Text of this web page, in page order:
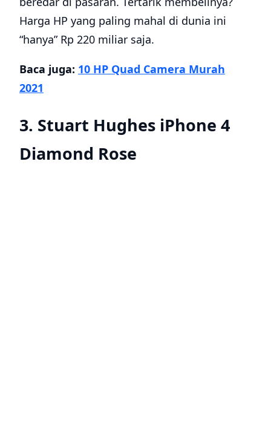
Harga HP yang paling mahal di dunia ini
“hanya” Rp 220 miliar saja.
Baca juga: 10 HP Quad Camera Murah
2021
3. Stuart Hughes iPhone 4
Diamond Rose